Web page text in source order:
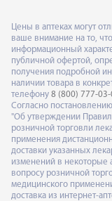
Цены в аптеках могут
ваше внимание на то,
информационный
публичной офертой,
получения подробной
наличии товара в
телефону 8 (800) 777-03-
Согласно
"Об утверждении
розничной торговли
применения
доставки указанных
изменений в некоторые
вопросу розничной
медицинского
доставка из интернет-